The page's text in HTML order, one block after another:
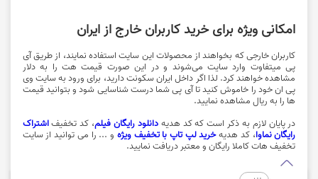
امکانی ویژه برای خرید کاربران خارج از ایران
کاربران خارجی که بخواهند از محصولات این سایت استفاده نمایند، از طریق آی
پی میتفاوت وارد سایت می‌شوند و در این صورت قیمت هت را به دلار
مشاهده خواهند کرد. لذا اگر داخل ایران سکونت دارید، برای ورود به سایت وی
پی ان خود را خاموش کنید تا آی پی شما درست شناسایی شود و بتوانید قیمت
ها را به ریال مشاهده نمایید.
در پایان لازم به ذکر است که کد هدیهدانلود رایگان فیلم، کد تخفیفاشتراک
رایگان نماوا، کد هدیهخرید لپ تاپ با تخفیف ویژه و ... را می توانید از سایت
تخفیف هات کاملا رایگان و معتبر دریافت نمایید.